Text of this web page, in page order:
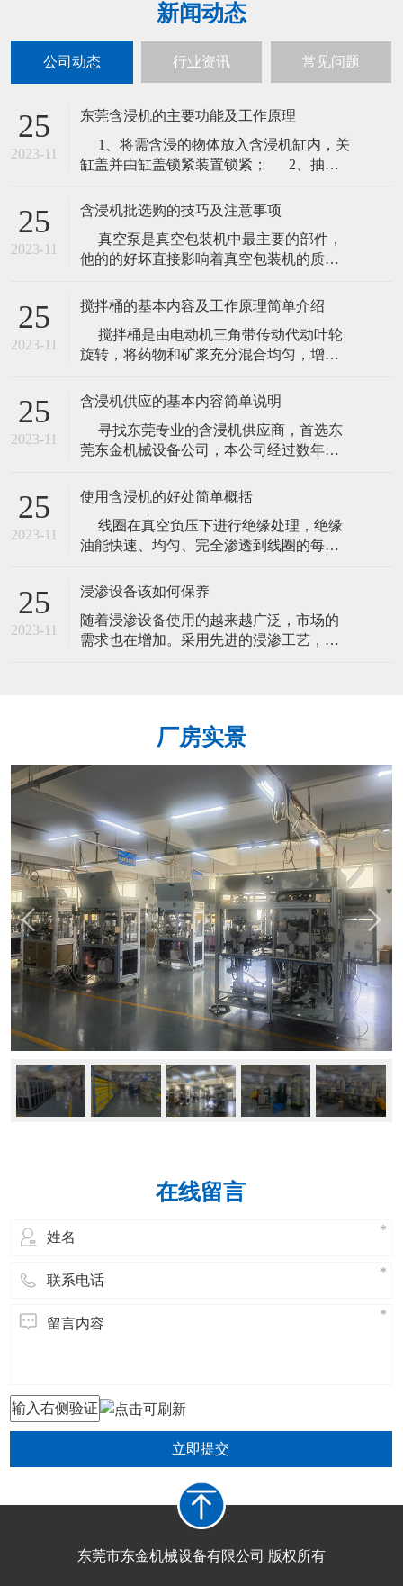
新闻动态
公司动态 行业资讯 常见问题
25
2023-11
东莞含浸机的主要功能及工作原理
1、将需含浸的物体放入含浸机缸内，关
缸盖并由缸盖锁紧装置锁紧； 2、抽真
在大气作用下压入缸内，液体达到一定的
到一定的负压后保压维持； 4、平衡打
开吸管口，含浸机在空气大
25
2023-11
含浸机批选购的技巧及注意事项
真空泵是真空包装机中最主要的部件，
他的的好坏直接影响着真空包装机的质量
意真空泵的质量，一般来说一台好的真空
包装机可以有以下几点： 1.深圳真空含
浸机 真空包装机外型使用的材料:现在有喷
漆的和不锈钢之分,不锈钢的型号也有区别,
25
2023-11
搅拌桶的基本内容及工作原理简单介绍
搅拌桶是由电动机三角带传动代动叶轮
旋转，将药物和矿浆充分混合均匀，增加
要设备，本机适用于选矿业，也可用作各
种化工业的槽糕搅拌。 使用说明:使用
前先紧固泵体部位螺栓，转动泵轴代轮是
否灵活，然后开机运行，其它同浮选机。
25
2023-11
含浸机供应的基本内容简单说明
寻找东莞专业的含浸机供应商，首选东
莞东金机械设备公司，本公司经过数年的
意志，抱着勤劳、诚信的原则，秉持创
新、突破的理念和精神，含浸机供应商为
广大客户创造出更多价格更实惠产品。
含浸机供应商专业制造产品有: 真空含浸
25
2023-11
使用含浸机的好处简单概括
线圈在真空负压下进行绝缘处理，绝缘
油能快速、均匀、完全渗透到线圈的每个
空绝缘处置的产品，绝缘性能可大大提
等等显著效果，对提高产品的质量，延长
产品的使寿命有很好的效果，所以采用真
25
2023-11
浸渗设备该如何保养
随着浸渗设备使用的越来越广泛，市场的
需求也在增加。采用先进的浸渗工艺，可
厂房实景
在线留言
立即提交
东莞市东金机械设备有限公司 版权所有